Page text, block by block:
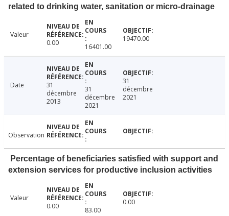
related to drinking water, sanitation or micro-drainage
Valeur
0.00
16401.00
19470.00
Date
31
décembre
2013
31
décembre
2021
31
décembre
2021
Observation
Percentage of beneficiaries satisfied with support and
extension services for productive inclusion activities
Valeur
0.00
83.00
0.00